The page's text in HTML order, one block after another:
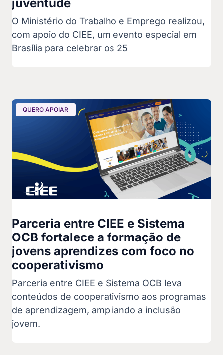
juventude
O Ministério do Trabalho e Emprego realizou,
com apoio do CIEE, um evento especial em
Brasília para celebrar os 25
QUERO APOIAR
Parceria entre CIEE e Sistema
OCB fortalece a formação de
jovens aprendizes com foco no
cooperativismo
Parceria entre CIEE e Sistema OCB leva
conteúdos de cooperativismo aos programas
de aprendizagem, ampliando a inclusão
jovem.